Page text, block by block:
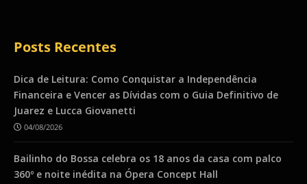
Posts Recentes
Dica de Leitura: Como Conquistar a Independência
Financeira e Vencer as Dívidas com o Guia Definitivo de
Juarez e Lucca Giovanetti
04/08/2026
Bailinho do Bossa celebra os 18 anos da casa com palco
360º e noite inédita na Ópera Concept Hall